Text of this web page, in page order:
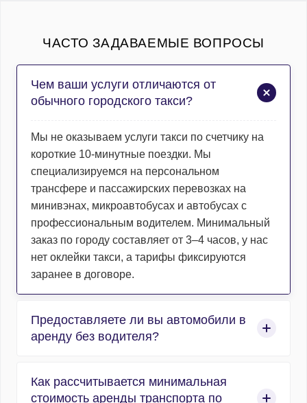
ЧАСТО ЗАДАВАЕМЫЕ ВОПРОСЫ
Чем ваши услуги отличаются от
обычного городского такси?
Мы не оказываем услуги такси по счетчику на
короткие 10-минутные поездки. Мы
специализируемся на персональном
трансфере и пассажирских перевозках на
минивэнах, микроавтобусах и автобусах с
профессиональным водителем. Минимальный
заказ по городу составляет от 3–4 часов, у нас
нет оклейки такси, а тарифы фиксируются
заранее в договоре.
Предоставляете ли вы автомобили в
аренду без водителя?
организованных пассажирских перевозок, и
Как рассчитывается минимальная
стоимость аренды транспорта по